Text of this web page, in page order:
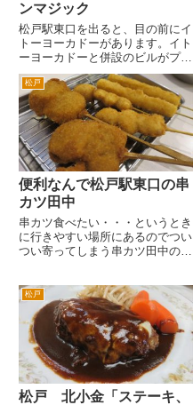
ンマジック
松戸駅東口を出ると、目の前にイ
トーヨーカドーがあります。イト
ーヨーカドーと併設のビルがプラ
ーレ松戸。そのプラーレ松戸の屋
上フロアにあるイタリアン「ガー
デンマジック」。ちょっと創作っ
ぽい料理が魅力です。ビールは、
キリンの生です。 バーニャカ
ウ...
松戸
便利なんで松戸駅東口の串
カツ田中
串カツ食べたい・・・というとき
に行きやすい場所にあるのでつい
つい寄ってしまう串カツ田中の松
をまっすぐすすみ、突き当たりを
左折したらすぐ右です。そばにら
ーめん富田食堂があります。
...
松戸
松戸 北小金「ステーキ、